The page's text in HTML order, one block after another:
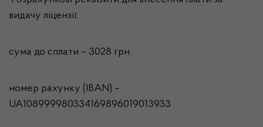
видачу ліцензії:
сума до сплати – 3028 грн.
номер рахунку (IBAN) –
UA108999980334169896019013933